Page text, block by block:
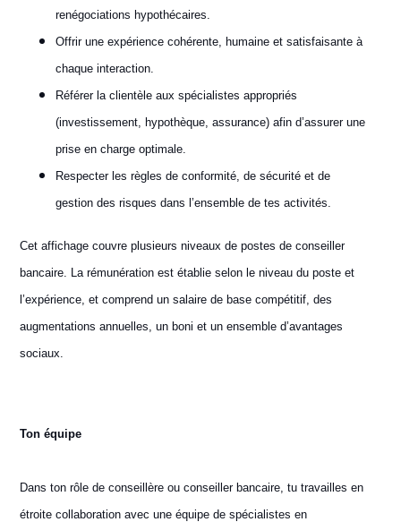
renégociations hypothécaires.
Offrir une expérience cohérente, humaine et satisfaisante à
chaque interaction.
Référer la clientèle aux spécialistes appropriés
(investissement, hypothèque, assurance) afin d’assurer une
prise en charge optimale.
Respecter les règles de conformité, de sécurité et de
gestion des risques dans l’ensemble de tes activités.
Cet affichage couvre plusieurs niveaux de postes de conseiller
bancaire. La rémunération est établie selon le niveau du poste et
l’expérience, et comprend un salaire de base compétitif, des
augmentations annuelles, un boni et un ensemble d’avantages
sociaux.
Ton équipe
Dans ton rôle de conseillère ou conseiller bancaire, tu travailles en
étroite collaboration avec une équipe de spécialistes en